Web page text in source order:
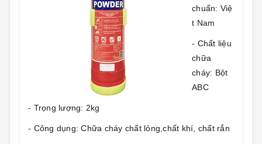
chuẩn: Việ
t Nam
- Chất liệu
chữa
cháy: Bột
ABC
- Trọng lượng: 2kg
- Công dụng: Chữa cháy chất lỏng,chất khí, chất rắn